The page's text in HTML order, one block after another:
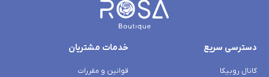
دسترسی سریع
کانال روبیکا
خدمات مشتریان
قوانین و مقررات